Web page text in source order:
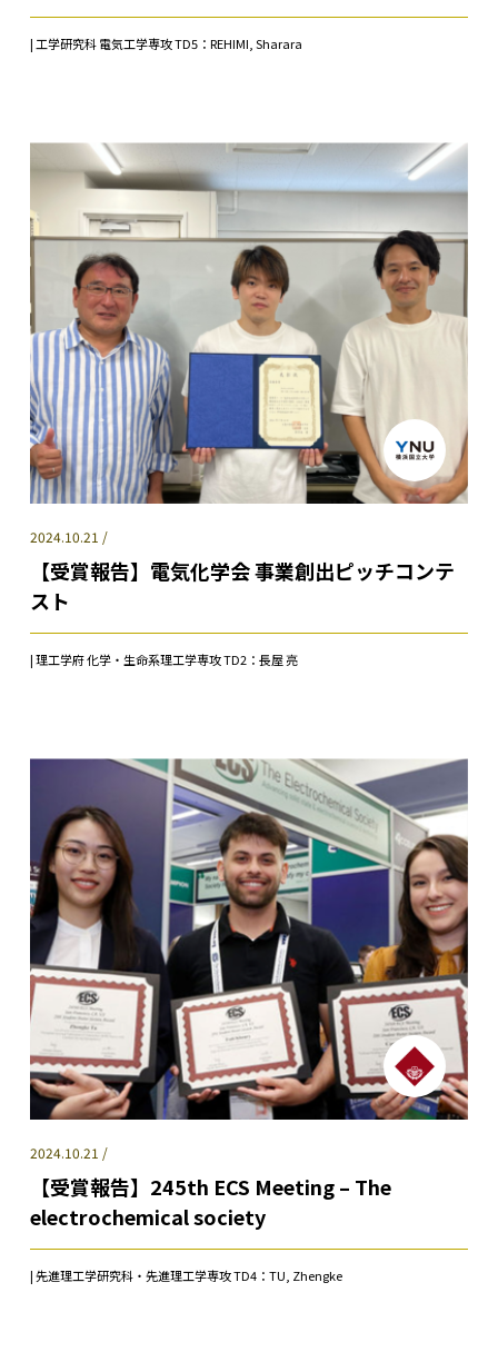
| 工学研究科 電気工学専攻 TD5：REHIMI, Sharara
2024.10.21 /
【受賞報告】電気化学会 事業創出ピッチコンテ
スト
| 理工学府 化学・生命系理工学専攻 TD2：長屋 亮
2024.10.21 /
【受賞報告】245th ECS Meeting – The
electrochemical society
| 先進理工学研究科・先進理工学専攻 TD4：TU, Zhengke